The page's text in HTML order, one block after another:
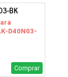
BK
D40N03-
Comprar